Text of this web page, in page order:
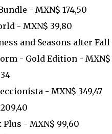
- MXN$ 174,50
- MXN$ 39,80
and Seasons after Fall
- Gold Edition - MXN$
- MXN$ 349,47
- MXN$ 99,60